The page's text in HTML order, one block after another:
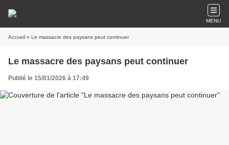
MENU
Accueil » Le massacre des paysans peut continuer
Le massacre des paysans peut continuer
Publié le 15/01/2026 à 17:49